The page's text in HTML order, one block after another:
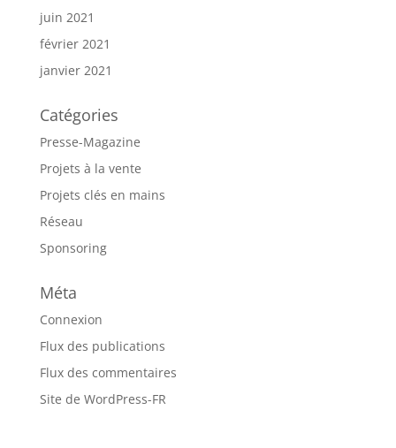
juin 2021
février 2021
janvier 2021
Catégories
Presse-Magazine
Projets à la vente
Projets clés en mains
Réseau
Sponsoring
Méta
Connexion
Flux des publications
Flux des commentaires
Site de WordPress-FR